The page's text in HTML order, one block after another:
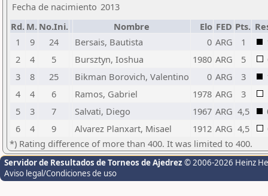
Fecha de nacimiento 2013
Rd. M. No.Ini. Nombre Elo FED Pts.
1
9 24 Bersais, Bautista 0 ARG 1
2
4 5 Bursztyn, Ioshua 1980 ARG 5
3
8 25 Bikman Borovich, Valentino 0 ARG 3
4
4 6 Ramos, Gabriel 1978 ARG 3
5
3 7 Salvati, Diego 1967 ARG 4,5
6
4 9 Alvarez Planxart, Misael 1912 ARG 4,5
*) Rating difference of more than 400. It was limited to 400.
Servidor de Resultados de Torneos de Ajedrez © 2006-2026 Heinz
Aviso legal/Condiciones de uso